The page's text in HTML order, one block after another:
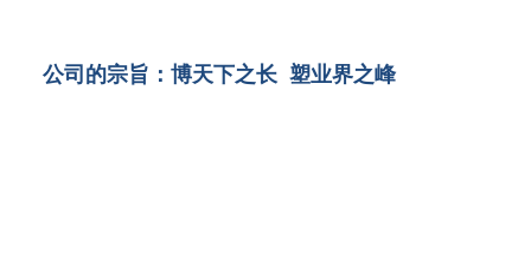
公司的宗旨：博天下之长 塑业界之峰